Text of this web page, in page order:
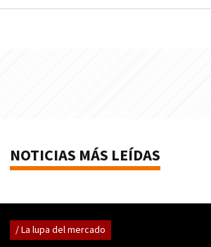
NOTICIAS MÁS LEÍDAS
/ La lupa del mercado